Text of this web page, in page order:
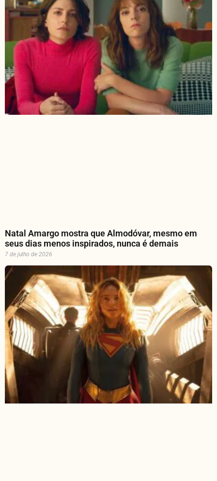
Natal Amargo mostra que Almodóvar, mesmo em
seus dias menos inspirados, nunca é demais
7 de julho de 2026